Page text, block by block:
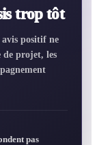
trop tôt
positif ne
de projet, les
pas